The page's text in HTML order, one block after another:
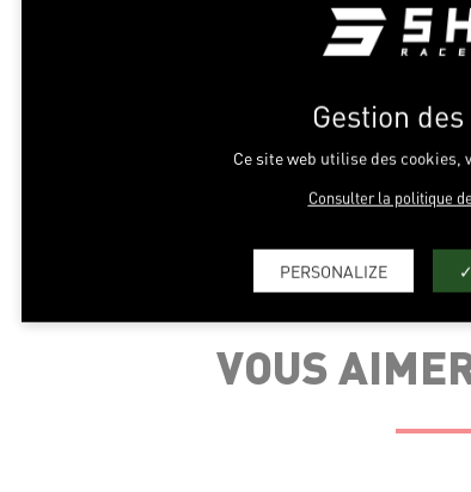
VOUS
Gestion
Ce site web utilise des cookies,
Consulter la politique
PERSONALIZE